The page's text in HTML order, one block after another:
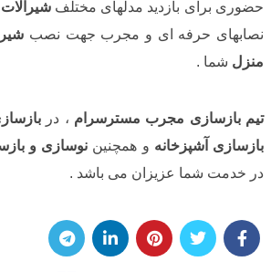
حضوری برای بازدید مدلهای مختلف
نصابهای حرفه ای و مجرب جهت نصب
منزل شما .
تیم بازسازی مجرب مسترسرام ، در
بازسازی آشپزخانه و همچنین نوسازی و
در خدمت شما عزیزان می باشد .